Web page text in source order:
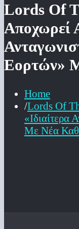
Lords Of
Αποχωρεί
Εορτών»
Home
Lords Of
«Ιδιαίτερα
Με Νέα